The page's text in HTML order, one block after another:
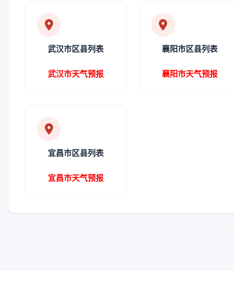
武汉市区县列表
武汉市天气预报
襄阳市区县列表
襄阳市天气预报
宜昌市区县列表
宜昌市天气预报